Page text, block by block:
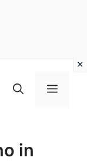
Menu
in